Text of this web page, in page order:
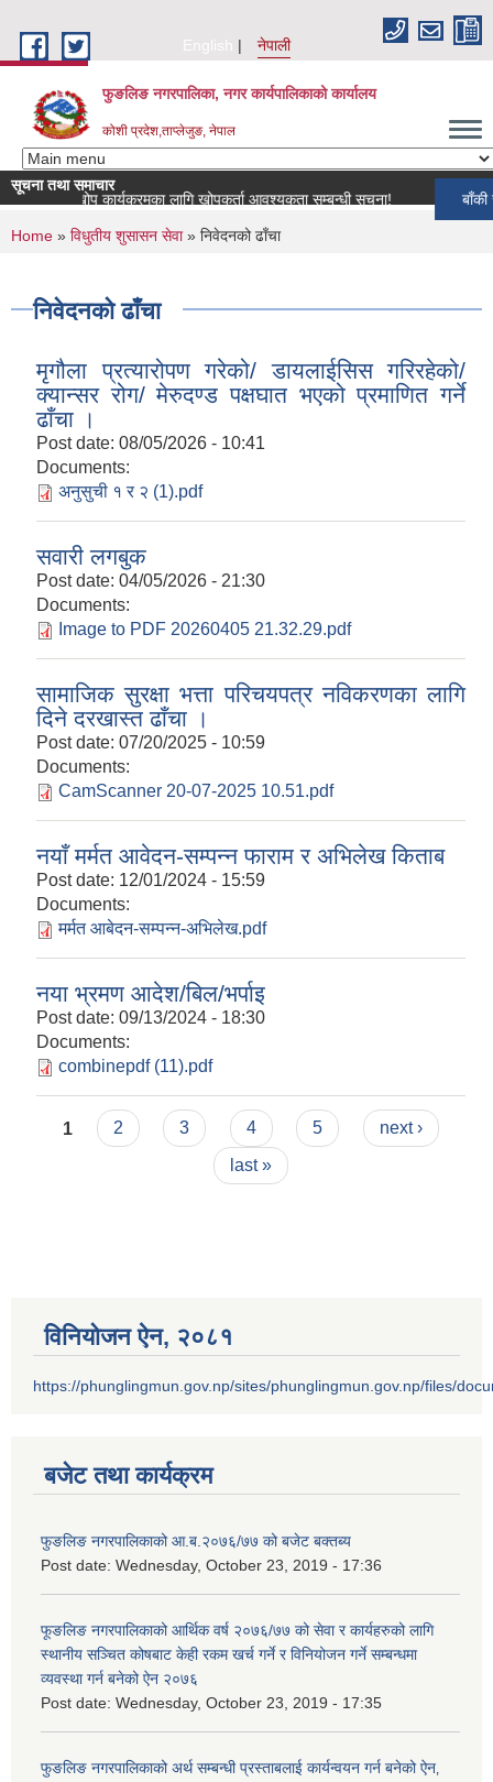
English
नेपाली
फुङलिङ नगरपालिका, नगर कार्यपालिकाको कार्यालय
कोशी प्रदेश,ताप्लेजुङ, नेपाल
सूचना तथा समाचार
खोप कार्यक्रमका लागि खोपकर्ता आवश्यकता सम्बन्धी सूचना!
बाँकी समाचार
You are here
Home » विधुतीय शुसासन सेवा» निवेदनको ढाँचा
निवेदनको ढाँचा
मृगौला प्रत्यारोपण गरेको/ डायलाईसिस गरिरहेको/
क्यान्सर रोग/ मेरुदण्ड पक्षघात भएको प्रमाणित गर्ने
ढाँचा ।
Post date: 08/05/2026 - 10:41
Documents:
अनुसुची १ र २ (1).pdf
सवारी लगबुक
Post date: 04/05/2026 - 21:30
Documents:
Image to PDF 20260405 21.32.29.pdf
सामाजिक सुरक्षा भत्ता परिचयपत्र नविकरणका लागि
दिने दरखास्त ढाँचा ।
Post date: 07/20/2025 - 10:59
Documents:
CamScanner 20-07-2025 10.51.pdf
नयाँ मर्मत आवेदन-सम्पन्न फाराम र अभिलेख किताब
Post date: 12/01/2024 - 15:59
Documents:
मर्मत आबेदन-सम्पन्न-अभिलेख.pdf
नया भ्रमण आदेश/बिल/भर्पाइ
Post date: 09/13/2024 - 18:30
Documents:
combinepdf (11).pdf
Pages
1 2 3 4 5
next ›
last »
विनियोजन ऐन‚ २०८१
https://phunglingmun.gov.np/sites/phunglingmun.gov.np/files/
बजेट तथा कार्यक्रम
फुङलिङ नगरपालिकाको आ.ब.२०७६/७७ को बजेट बक्तब्य
Post date: Wednesday, October 23, 2019 - 17:36
फूङलिङ नगरपालिकाको आर्थिक वर्ष २०७६/७७ को सेवा र कार्यहरुको लागि
स्थानीय सञ्चित कोषबाट केही रकम खर्च गर्ने र विनियोजन गर्ने सम्बन्धमा
व्यवस्था गर्न बनेको ऐन २०७६
Post date: Wednesday, October 23, 2019 - 17:35
फुङलिङ नगरपालिकाको अर्थ सम्बन्धी प्रस्ताबलाई कार्यन्वयन गर्न बनेको ऐन‚